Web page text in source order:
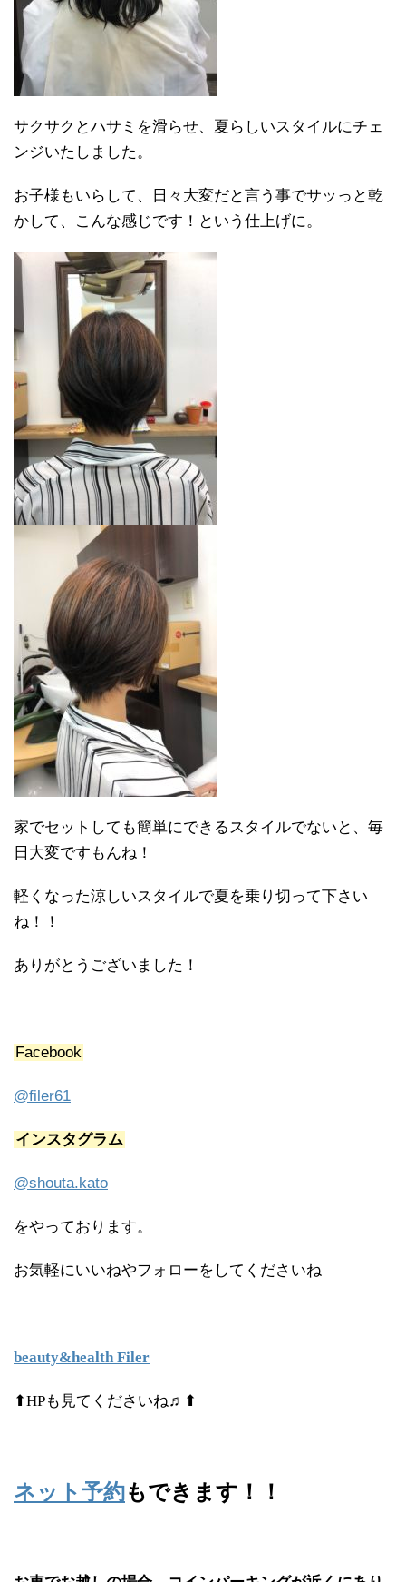
サクサクとハサミを滑らせ、夏らしいスタイルにチェ
ンジいたしました。
お子様もいらして、日々大変だと言う事でサッっと乾
かして、こんな感じです！という仕上げに。
家でセットしても簡単にできるスタイルでないと、毎
日大変ですもんね！
軽くなった涼しいスタイルで夏を乗り切って下さい
ね！！
ありがとうございました！
Facebook
@filer61
インスタグラム
@shouta.kato
をやっております。
お気軽にいいねやフォローをしてくださいね
beauty&health Filer
⬆HPも見てくださいね♬⬆
ネット予約もできます！！